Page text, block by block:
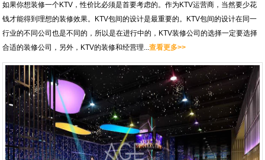
如果你想装修一个KTV，性价比必须是首要考虑的。作为KTV运营商，当然要少花
钱才能得到理想的装修效果。KTV包间的设计是最重要的。KTV包间的设计在同一
行业的不同公司也是不同的，所以是在进行中的，KTV装修公司的选择一定要选择
合适的装修公司，另外，KTV的装修和经营理...查看更多>>